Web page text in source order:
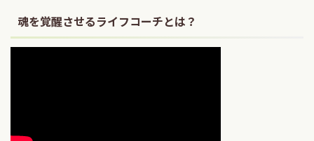
魂を覚醒させるライフコーチとは？